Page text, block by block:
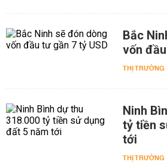
Bắc
vốn
THỊ TRƯỜNG
Ninh
tỷ tiền
tới
THỊ TRƯỜNG